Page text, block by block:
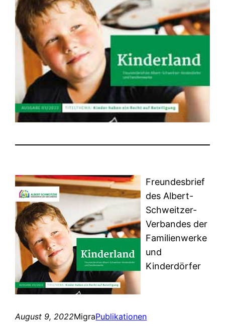
Freundesbrief
des Albert-
Schweitzer-
Verbandes der
Familienwerke
und
Kinderdörfer
August 9, 2022MigraPublikationen